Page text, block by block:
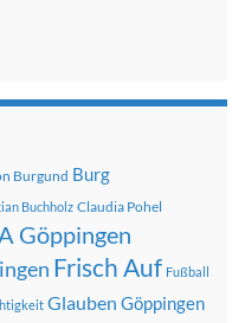
Burgund Burg
Buchholz Claudia Pohel
Göppingen
Frisch Auf Fußball
Glauben Göppingen